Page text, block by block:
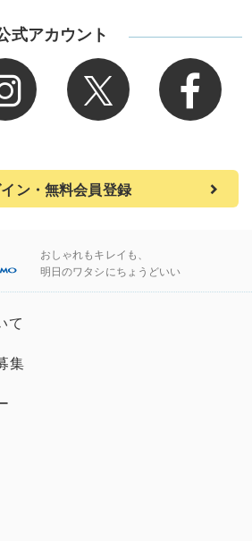
式アカウント
イン・無料会員登録
おしゃれもキレイも、
明日のワタシにちょうどいい
て
集